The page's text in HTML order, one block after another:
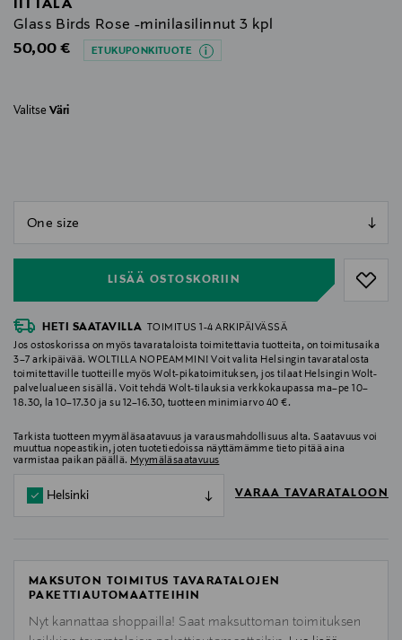
IITTALA
Glass Birds Rose -minilasilinnut 3 kpl
Original Price
50,00 € ETUKUPONKITUOTE
Valitse Väri
LISÄÄ OSTOSKORIIN
HETI SAATAVILLA
TOIMITUS 1-4 ARKIPÄIVÄSSÄ
Jos ostoskorissa on myös tavarataloista toimitettavia tuotteita, on toimitusaika
3–7 arkipäivää. WOLTILLA NOPEAMMIN! Voit valita Helsingin tavaratalosta
toimitettaville tuotteille myös Wolt-pikatoimituksen, jos tilaat Helsingin Wolt-
palvelualueen sisällä. Voit tehdä Wolt-tilauksia verkkokaupassa ma–pe 10–
18.30, la 10–17.30 ja su 12–16.30, tuotteen minimiarvo 40 €.
Tarkista tuotteen myymäläsaatavuus ja varausmahdollisuus alta. Saatavuus voi
muuttua nopeastikin, joten tuotetiedoissa näyttämämme tieto pitää aina
varmistaa paikan päällä. Myymäläsaatavuus
Helsinki VARAA TAVARATALOON
MAKSUTON TOIMITUS TAVARATALOJEN
PAKETTIAUTOMAATTEIHIN
Nyt kannattaa shoppailla! Saat maksuttoman toimituksen